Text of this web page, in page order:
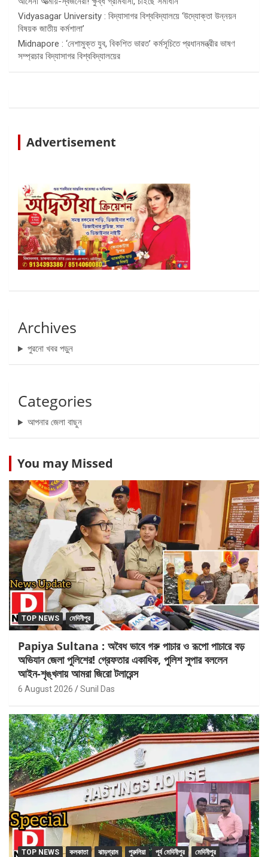
Vidyasagar University : বিদ্যাসাগর বিশ্ববিদ্যালয়ে ‘উদ্যোক্তা উন্নয়ন
বিষয়ক জাতীয় কর্মশালা’
Midnapore : ‘নেশামুক্ত যুব, বিকশিত ভারত’ কর্মসূচিতে প্রধানমন্ত্রীর ভাষণ
সম্প্রচার বিদ্যাসাগর বিশ্ববিদ্যালয়ের
Advertisement
Archives
পুরনো খবর পড়ুন
Categories
আপনার জেলা বাছুন
You may Missed
TOP NEWS মেদিনীপুর
Papiya Sultana : অবৈধ ভাবে গরু পাচার ও রূপো পাচারে বড়
অভিযান জেলা পুলিশের! গ্রেফতার একাধিক, পুলিশ সুপার বললেন
আইন-শৃঙ্খলায় আমরা জিরো টলারেন্স
6 August 2026 Sunil Das
TOP NEWS কলকাতা ঝাড়গ্রাম পুরুলিয়া পূর্ব মেদিনীপুর মেদিনীপুর